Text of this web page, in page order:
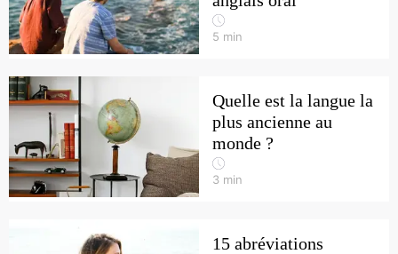
5 min
Quelle est la langue la
plus ancienne au
monde ?
3 min
15 abréviations